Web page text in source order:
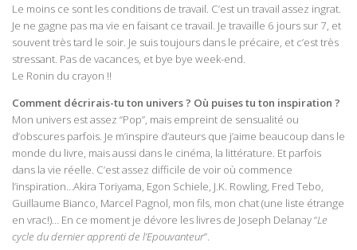
Le moins ce sont les conditions de travail. C’est un travail assez ingrat.
Je ne gagne pas ma vie en faisant ce travail. Je travaille 6 jours sur 7, et
souvent très tard le soir. Je suis toujours dans le précaire, et c’est très
stressant. Pas de vacances, et bye bye week-end.
Le Ronin du crayon !!
Comment décrirais-tu ton univers ? Où puises tu ton inspiration ?
Mon univers est assez “Pop”, mais empreint de sensualité ou
d’obscures parfois. Je m’inspire d’auteurs que j’aime beaucoup dans le
monde du livre, mais aussi dans le cinéma, la littérature. Et parfois
dans la vie réelle. C’est assez difficile de voir où commence
l’inspiration…Akira Toriyama, Egon Schiele, J.K. Rowling, Fred Tebo,
Guillaume Bianco, Marcel Pagnol, mon fils, mon chat (une liste étrange
en vrac!)… En ce moment je dévore les livres de Joseph Delanay “Le
cycle du dernier apprenti de l’Epouvanteur”.